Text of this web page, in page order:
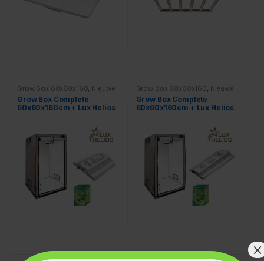
Grow Box 60x60x160, Nieuwe
Producten
Grow Box Complete
60x60x160cm + Lux Helios
Grow Box 60x60x160, Nieuwe
Producten
Grow Box Complete
60x60x160cm + Lux Helios
×